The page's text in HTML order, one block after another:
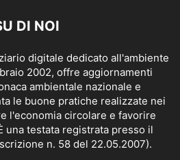
DI NOI
digitale dedicato all'ambiente
2002, offre aggiornamenti
ambientale nazionale e
le buone pratiche realizzate nei
l'economia circolare e favorire
una testata registrata presso il
n. 58 del 22.05.2007).